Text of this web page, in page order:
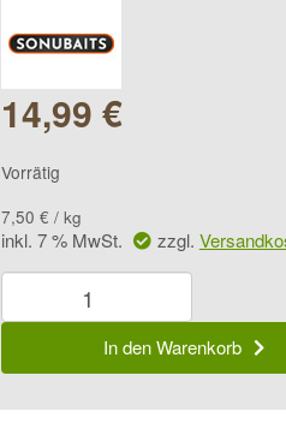
14,99 €
Vorrätig
7,50 € / kg
inkl. 7 % MwSt. zzgl.
Sonubaits
Groundbait
Bream
Menge
In den Warenkorb